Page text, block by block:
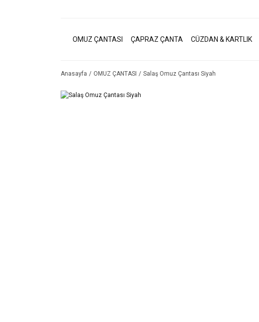
OMUZ ÇANTASI ÇAPRAZ ÇANTA CÜZDAN & KARTLIK
Anasayfa OMUZ ÇANTASI Salaş Omuz Çantası Siyah